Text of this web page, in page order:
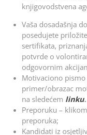
knjigovodstvena
Vaša dosadašnja
posedujete
sertifikata,
potvrde o
odgovornim
Motivaciono
primer/obrazac
na sledećem linku.
Preporuku – klikom
preporuka;
Kandidati iz